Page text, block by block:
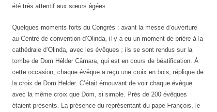
été très attentif aux sœurs âgées.
Quelques moments forts du Congrès : avant la messe d’ouverture
au Centre de convention d’Olinda, il y a eu un moment de prière à la
cathédrale d’Olinda, avec les évêques ; ils se sont rendus sur la
tombe de Dom Hélder Câmara, qui est en cours de béatification. À
cette occasion, chaque évêque a reçu une croix en bois, réplique de
la croix de Dom Helder. C’était émouvant de voir chaque évêque
avec la même croix que Dom, si simple. Près de 200 évêques
étaient présents. La présence du représentant du pape François, le